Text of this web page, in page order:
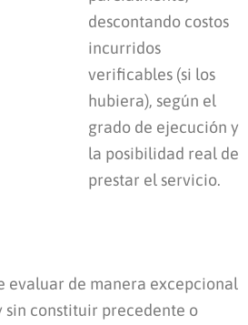
descontando costos
incurridos
verificables (si los
hubiera), según el
grado de ejecución y
la posibilidad real de
prestar el servicio.
evaluar de manera excepcional
sin constituir precedente o